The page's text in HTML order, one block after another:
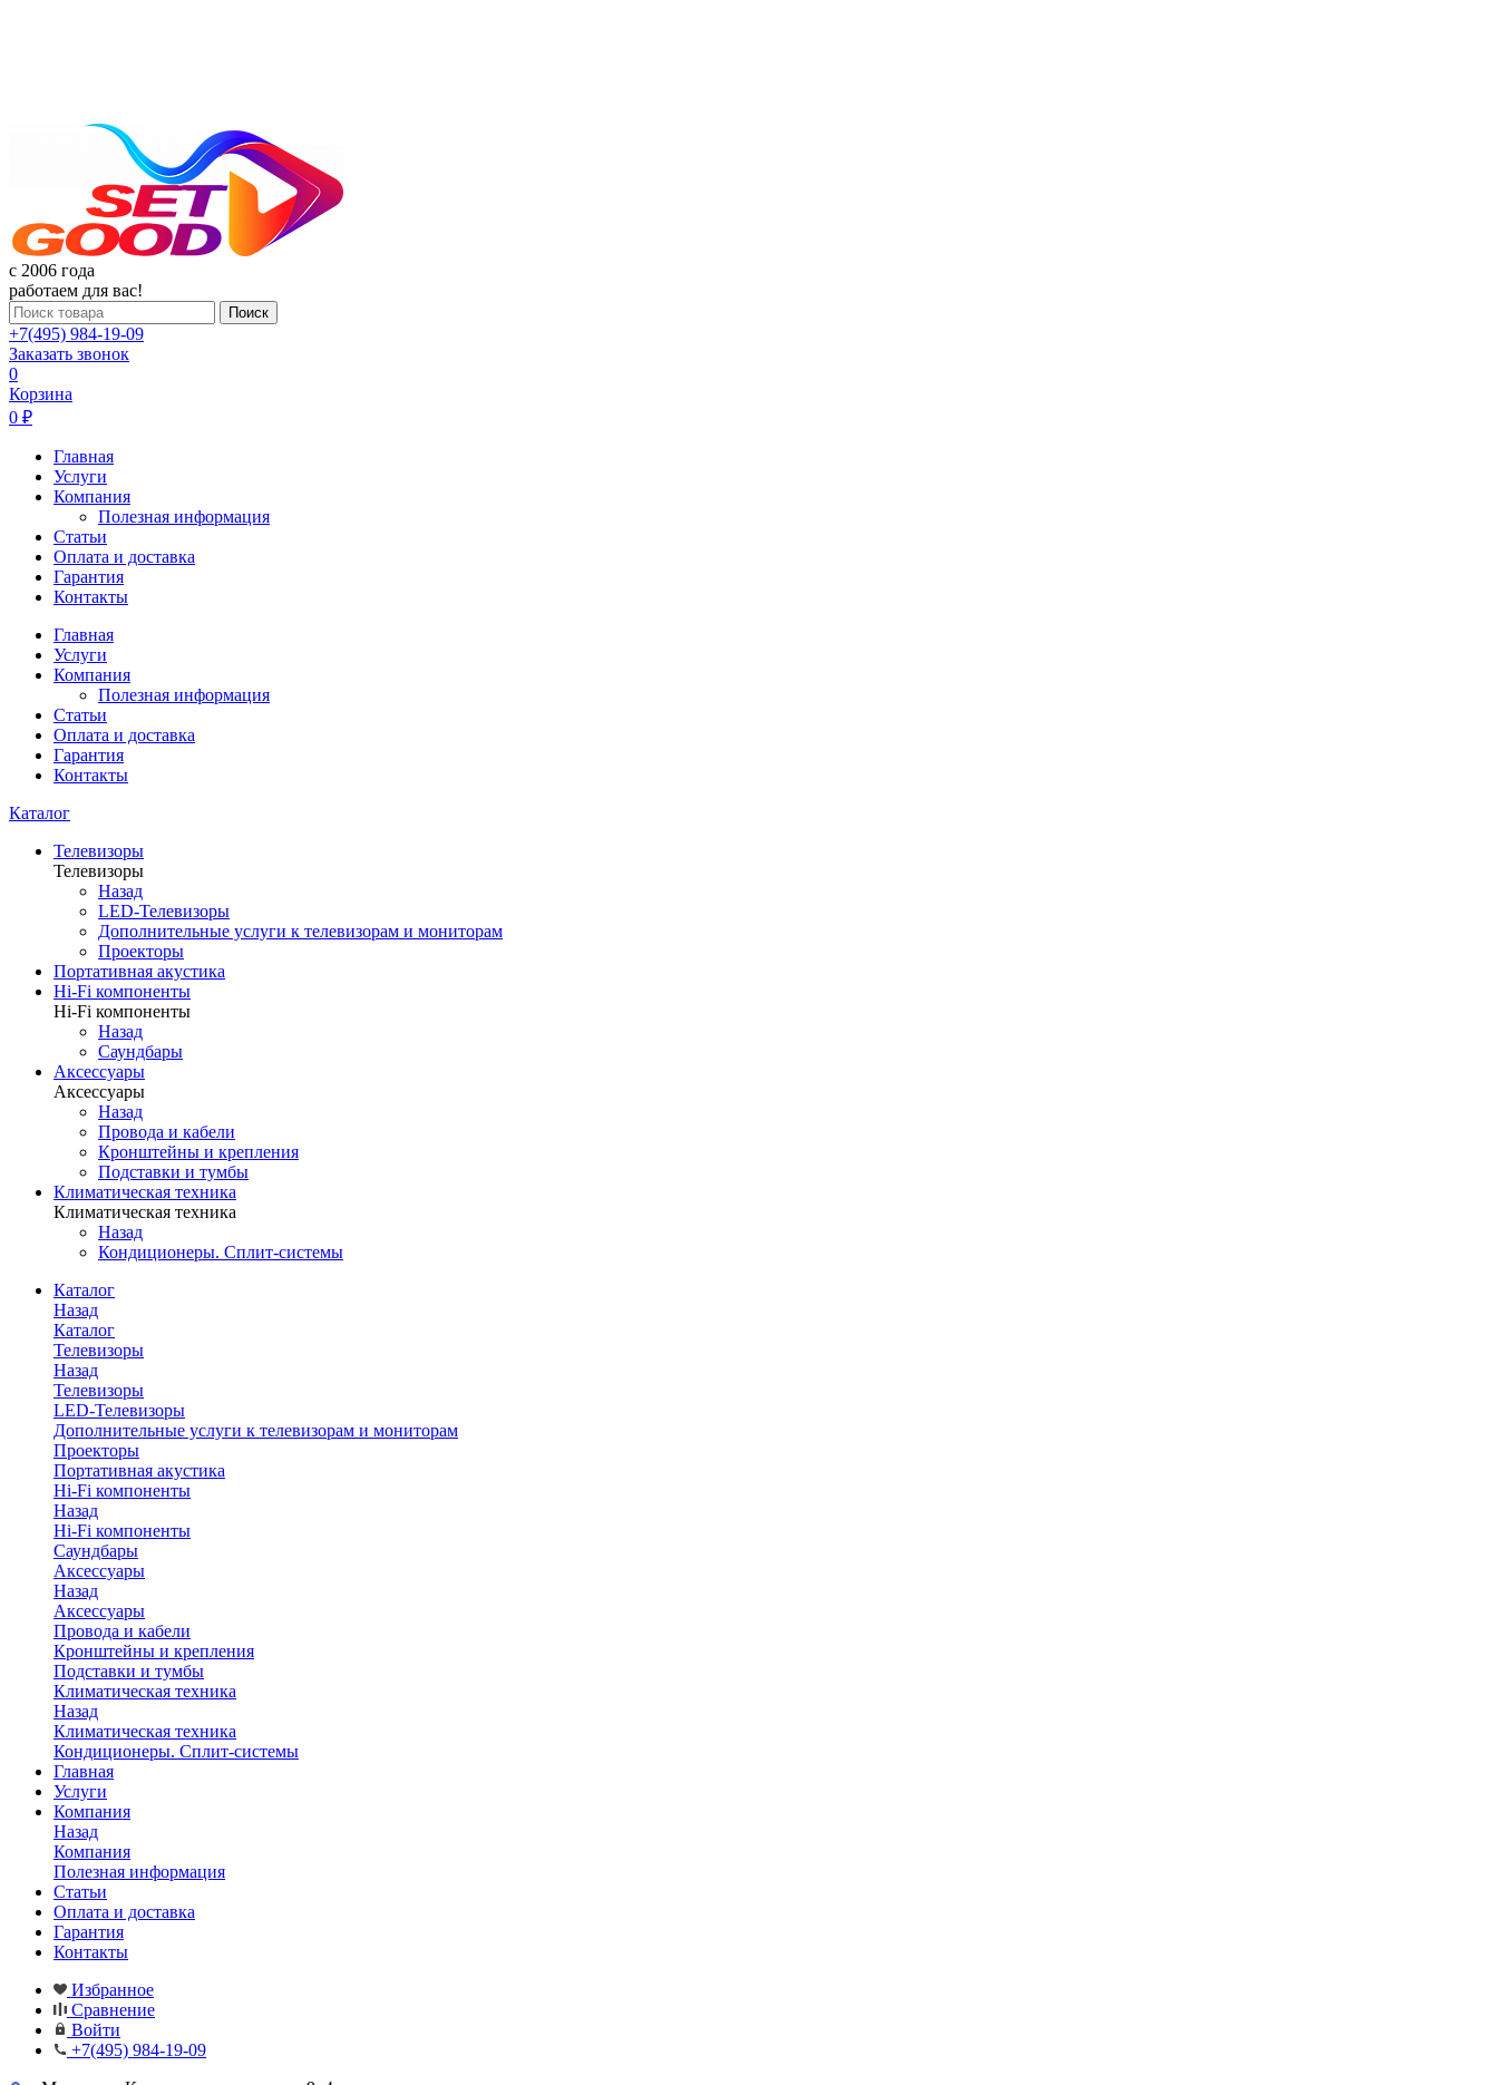
c 2006 года
работаем для вас!
Поиск
+7(495) 984-19-09
Заказать звонок
0
Корзина
0 ₽
Главная
Услуги
Компания
Полезная информация
Статьи
Оплата и доставка
Гарантия
Контакты
Главная
Услуги
Компания
Полезная информация
Статьи
Оплата и доставка
Гарантия
Контакты
Каталог
Телевизоры
Телевизоры
Назад
LED-Телевизоры
Дополнительные услуги к телевизорам и мониторам
Проекторы
Портативная акустика
Hi-Fi компоненты
Hi-Fi компоненты
Назад
Саундбары
Аксессуары
Аксессуары
Назад
Провода и кабели
Кронштейны и крепления
Подставки и тумбы
Климатическая техника
Климатическая техника
Назад
Кондиционеры. Сплит-системы
Каталог
Назад
Каталог
Телевизоры
Назад
Телевизоры
LED-Телевизоры
Дополнительные услуги к телевизорам и мониторам
Проекторы
Портативная акустика
Hi-Fi компоненты
Назад
Hi-Fi компоненты
Саундбары
Аксессуары
Назад
Аксессуары
Провода и кабели
Кронштейны и крепления
Подставки и тумбы
Климатическая техника
Назад
Климатическая техника
Кондиционеры. Сплит-системы
Главная
Услуги
Компания
Назад
Компания
Полезная информация
Статьи
Оплата и доставка
Гарантия
Контакты
Избранное
Сравнение
Войти
+7(495) 984-19-09